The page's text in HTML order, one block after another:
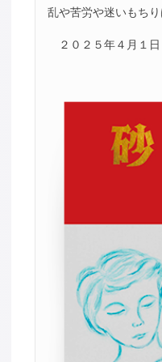
乱や苦労や迷いもちり
２０２５年４月１日